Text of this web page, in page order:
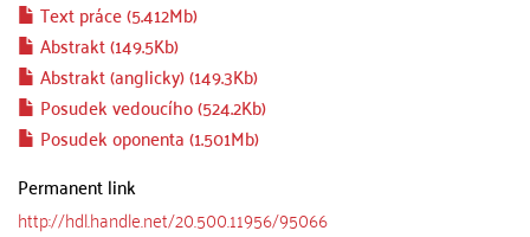
Text práce (5.412Mb)
Abstrakt (149.5Kb)
Abstrakt (anglicky) (149.3Kb)
Posudek vedoucího (524.2Kb)
Posudek oponenta (1.501Mb)
Permanent link
http://hdl.handle.net/20.500.11956/95066